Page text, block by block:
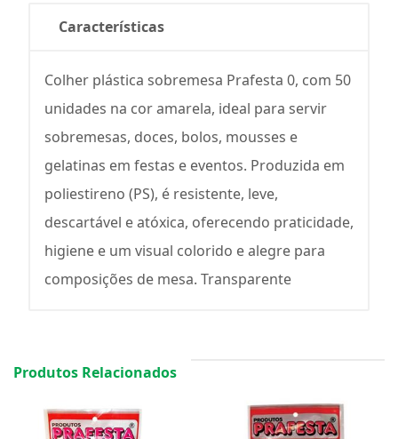
Características
Colher plástica sobremesa Prafesta 0, com 50
unidades na cor amarela, ideal para servir
sobremesas, doces, bolos, mousses e
gelatinas em festas e eventos. Produzida em
poliestireno (PS), é resistente, leve,
descartável e atóxica, oferecendo praticidade,
higiene e um visual colorido e alegre para
composições de mesa. Transparente
Produtos Relacionados